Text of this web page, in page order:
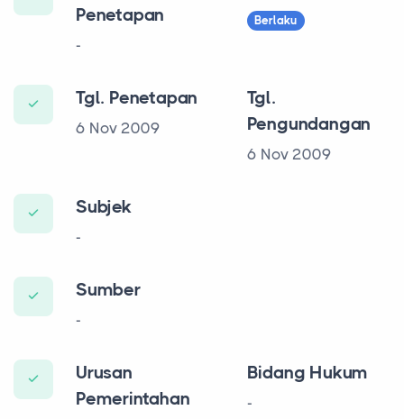
Penetapan
-
Berlaku
Tgl. Penetapan
6 Nov 2009
Tgl.
Pengundangan
6 Nov 2009
Subjek
-
Sumber
-
Urusan
Pemerintahan
Bidang Hukum
-